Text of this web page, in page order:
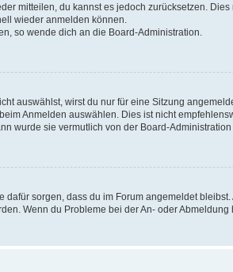
mitteilen, du kannst es jedoch zurücksetzen.
wieder anmelden können.
so wende dich an die Board-Administration.
auswählst, wirst du nur für eine Sitzung
Anmelden auswählen. Dies ist nicht
wurde sie vermutlich von der Board-Administration
dafür sorgen, dass du im Forum angemeldet
Wenn du Probleme bei der An- oder